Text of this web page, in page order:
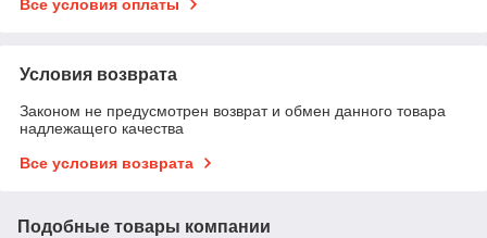
Все условия оплаты
Условия возврата
Законом не предусмотрен возврат и обмен данного товара
надлежащего качества
Все условия возврата
Подобные товары компании